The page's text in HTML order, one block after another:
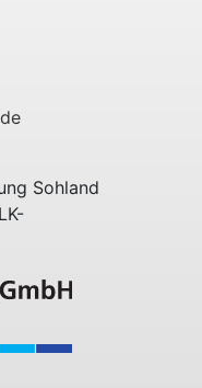
Sohland